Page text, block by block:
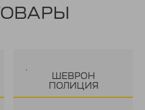
.
ШЕВРОН
ПОЛИЦИЯ